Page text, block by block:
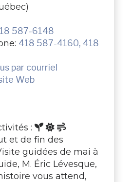
587-6148
418 587-4160, 418
par courriel
Web
:
et de fin des
guidées de mai à
M. Éric Lévesque,
vous attend,